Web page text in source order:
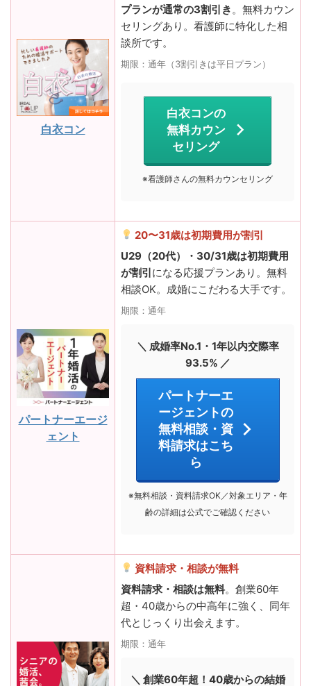
白衣コン
プランが通常の3割引き 。無料カウン
セリングあり。看護師に特化した相
談所です。
期限：通年（3割引きは平日プラン）
白衣コンの
無料カウン
セリング
※看護師さんの無料カウンセリング
パートナーエージ
ェント
20〜31歳は初期費用が割引
U29（20代）・30/31歳は初期費用
が割引になる応援プランあり。無料
相談OK。成婚にこだわる大手です。
期限：通年
＼ 成婚率No.1・1年以内交際率
93.5% ／
パートナーエ
ージェントの
無料相談・資
料請求はこち
ら
※無料相談・資料請求OK／対象エリア・年
齢の詳細は公式でご確認ください
資料請求・相談が無料
資料請求・相談は無料。創業60年
超・40歳からの中高年に強く、同年
代とじっくり出会えます。
期限：通年
＼ 創業60年超！40歳からの結婚